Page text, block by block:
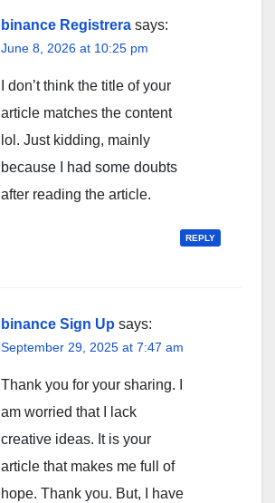
binance Registrera says:
June 8, 2026 at 10:25 pm
I don’t think the title of your
article matches the content
lol. Just kidding, mainly
because I had some doubts
after reading the article.
REPLY
binance Sign Up says:
September 29, 2025 at 7:47 am
Thank you for your sharing. I
am worried that I lack
creative ideas. It is your
article that makes me full of
hope. Thank you. But, I have